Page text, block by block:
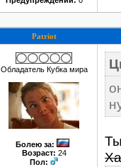
Patriot
Обладатель Кубка мира
Болею за:
Возраст: 24
Пол: